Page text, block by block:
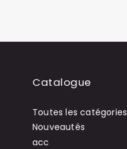
Catalogue
Toutes les catégories
Nouveautés
acc